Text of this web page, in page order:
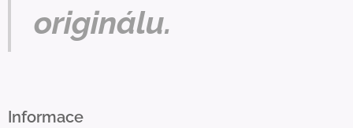
originálu.
Informace